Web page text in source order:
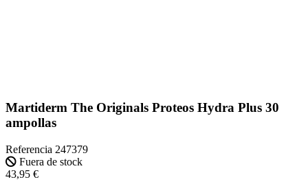
Martiderm The Originals Proteos Hydra Plus 30
ampollas
Referencia 247379
Fuera de stock
43,95 €